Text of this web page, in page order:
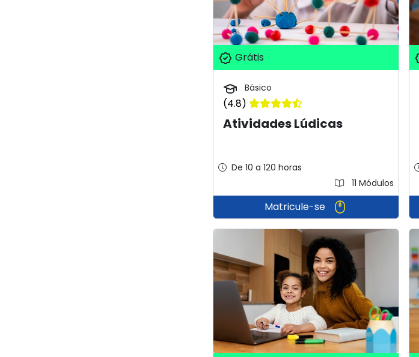
Grátis
Básico
(4.8)
Atividades Lúdicas
De 10 a 120 horas
11 Módulos
Matricule-se